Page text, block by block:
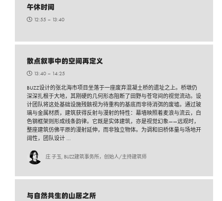
午休时间
12:55 – 13:40
散点叙事中的空间再定义
13:40 – 14:25
BUZZ设计的张北海市项目坐落于一座废弃混凝土桥的遗址之上。桥墩仍
深深扎根于大地，其刚硬的几何形态阻断了田野与苍穹间的视觉流动。设
计团队将这处基础设施残骸视为待重构的基底而非待消弭的废墟。通过玻
璃与金属材质，建筑获得反射与漫射的特性：幕墙映照着麦浪与流云，白
色钢框架则形成线条韵律。它既是实体建筑，亦是视觉幻象——远观时，
整座建筑仿佛平原的漫射延伸，而非独立物体。为调和旧桥体量与场地开
阔性，团队设计 ...
庄 子玉, BUZZ建筑事务所，创始人/主持建筑师
与自然共生的山居之所